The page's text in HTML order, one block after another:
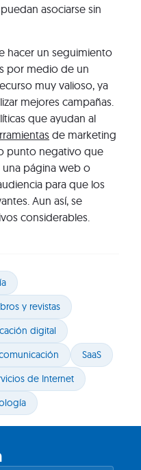
asociarse sin
hacer un seguimiento
por medio de un
muy valioso, ya
mejores campañas.
que ayudan al
de marketing
punto negativo que
una página web o
para que los
Aun así, se
considerables.
y revistas
digital
SaaS
de Internet